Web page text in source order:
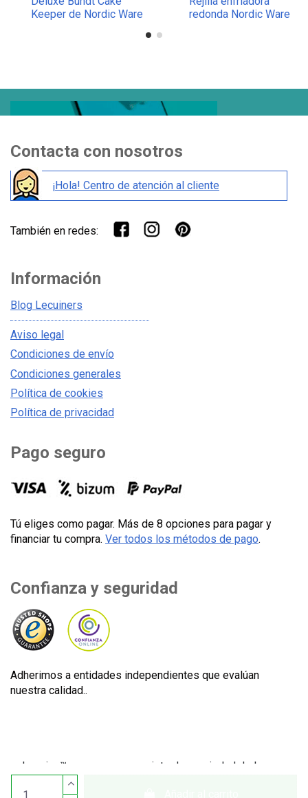
Keeper de Nordic Ware
redonda Nordic Ware
Contacta con nosotros
¡Hola! Centro de atención al cliente
También en redes:
Información
Blog Lecuiners
Aviso legal
Condiciones de envío
Condiciones generales
Política de cookies
Política de privacidad
Pago seguro
Tú eliges como pagar. Más de 8 opciones para pagar y
financiar tu compra. Ver todos los métodos de pago.
Confianza y seguridad
Adherimos a entidades independientes que evalúan
nuestra calidad..
Lecuine™ es una marca registrada propiedad de Lecom
Projects S.L. © Copyright © 2012-2026. España. Todos los